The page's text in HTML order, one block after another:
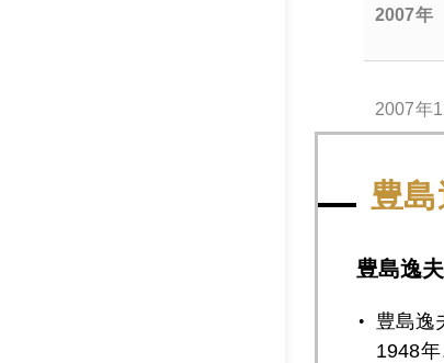
2007年
2007年
2007年
豊
豊島逸
豊島逸
1948